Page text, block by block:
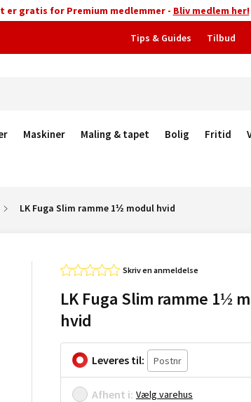
er gratis for Premium medlemmer - Bliv medlem her!
Tips & Guides Tilbud
Maskiner Maling & tapet Bolig Fritid
LK Fuga Slim ramme 1½ modul hvid
Skriv en anmeldelse
LK Fuga Slim ramme 1½
hvid
Leveres til:
Afhent i: Vælg varehus